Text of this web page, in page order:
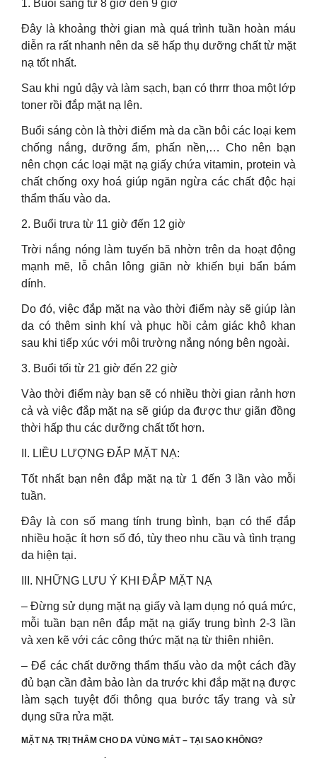
1. Buổi sáng từ 8 giờ đến 9 giờ
Đây là khoảng thời gian mà quá trình tuần hoàn máu
diễn ra rất nhanh nên da sẽ hấp thụ dưỡng chất từ mặt
nạ tốt nhất.
Sau khi ngủ dậy và làm sạch, bạn có thrrr thoa một lớp
toner rồi đắp mặt nạ lên.
Buổi sáng còn là thời điểm mà da cần bôi các loại kem
chống nắng, dưỡng ẩm, phấn nền,… Cho nên bạn
nên chọn các loại mặt nạ giấy chứa vitamin, protein và
chất chống oxy hoá giúp ngăn ngừa các chất độc hại
thẩm thấu vào da.
2. Buổi trưa từ 11 giờ đến 12 giờ
Trời nắng nóng làm tuyến bã nhờn trên da hoạt động
mạnh mẽ, lỗ chân lông giãn nờ khiến bụi bẩn bám
dính.
Do đó, việc đắp mặt nạ vào thời điểm này sẽ giúp làn
da có thêm sinh khí và phục hồi cảm giác khô khan
sau khi tiếp xúc với môi trường nắng nóng bên ngoài.
3. Buổi tối từ 21 giờ đến 22 giờ
Vào thời điểm này bạn sẽ có nhiều thời gian rảnh hơn
cả và việc đắp mặt nạ sẽ giúp da được thư giãn đồng
thời hấp thu các dưỡng chất tốt hơn.
II. LIỀU LƯỢNG ĐẮP MẶT NẠ:
Tốt nhất bạn nên đắp mặt nạ từ 1 đến 3 lần vào mỗi
tuần.
Đây là con số mang tính trung bình, bạn có thể đắp
nhiều hoặc ít hơn số đó, tùy theo nhu cầu và tình trạng
da hiện tại.
III. NHỮNG LƯU Ý KHI ĐẮP MẶT NẠ
– Đừng sử dụng mặt nạ giấy và lạm dụng nó quá mức,
mỗi tuần bạn nên đắp mặt nạ giấy trung bình 2-3 lần
và xen kẽ với các công thức mặt nạ từ thiên nhiên.
– Để các chất dưỡng thẩm thấu vào da một cách đầy
đủ bạn cần đảm bảo làn da trước khi đắp mặt nạ được
làm sạch tuyệt đối thông qua bước tẩy trang và sử
dụng sữa rửa mặt.
MẶT NẠ TRỊ THÂM CHO DA VÙNG MẮT – TẠI SAO KHÔNG?